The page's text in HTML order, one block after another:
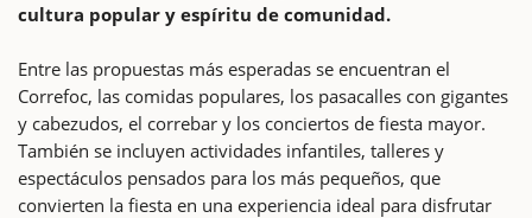
cultura popular y espíritu de comunidad.
Entre las propuestas más esperadas se encuentran el
Correfoc, las comidas populares, los pasacalles con gigantes
y cabezudos, el correbar y los conciertos de fiesta mayor.
También se incluyen actividades infantiles, talleres y
espectáculos pensados para los más pequeños, que
convierten la fiesta en una experiencia ideal para disfrutar